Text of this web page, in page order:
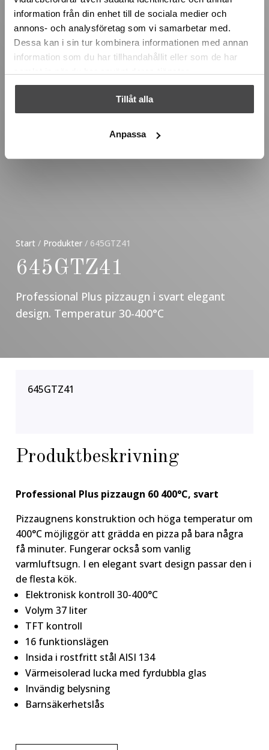
information från din enhet till de sociala medier och
annons- och analysföretag som vi samarbetar med.
Dessa kan i sin tur kombinera informationen med annan
information som du har tillhandahållit eller som de har
Tillåt alla
Anpassa
Start / Produkter / 645GTZ41
645GTZ41
Professional Plus pizzaugn i svart elegant
design. Temperatur 30-400°C
Produktbeskrivning
Professional Plus pizzaugn 60 400°C, svart
Pizzaugnens konstruktion och höga temperatur om
400°C möjliggör att grädda en pizza på bara några
få minuter. Fungerar också som vanlig
varmluftsugn. I en elegant svart design passar den i
de flesta kök.
Elektronisk kontroll 30-400°C
Volym 37 liter
TFT kontroll
16 funktionslägen
Insida i rostfritt stål AISI 134
Värmeisolerad lucka med fyrdubbla glas
Invändig belysning
Barnsäkerhetslås
645GTZ41